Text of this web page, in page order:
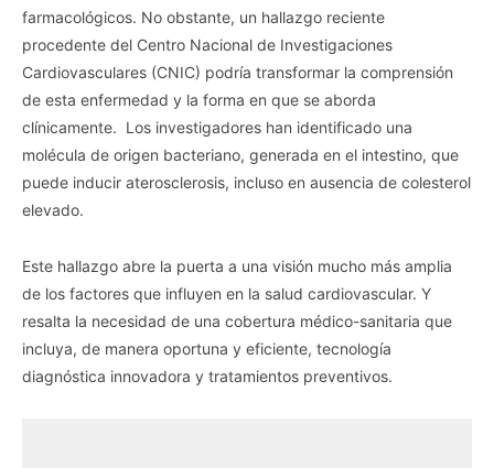
farmacológicos. No obstante, un hallazgo reciente
procedente del Centro Nacional de Investigaciones
Cardiovasculares (CNIC) podría transformar la comprensión
de esta enfermedad y la forma en que se aborda
clínicamente. Los investigadores han identificado una
molécula de origen bacteriano, generada en el intestino, que
puede inducir aterosclerosis, incluso en ausencia de colesterol
elevado.
Este hallazgo abre la puerta a una visión mucho más amplia
de los factores que influyen en la salud cardiovascular. Y
resalta la necesidad de una cobertura médico-sanitaria que
incluya, de manera oportuna y eficiente, tecnología
diagnóstica innovadora y tratamientos preventivos.